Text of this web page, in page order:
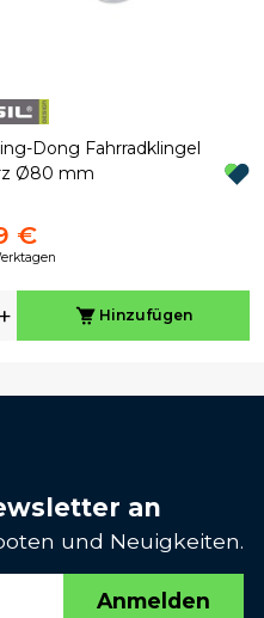
Dong Fahrradklingel
Ø80 mm
€
+ Hinzufügen
an
und Neuigkeiten.
Anmelden